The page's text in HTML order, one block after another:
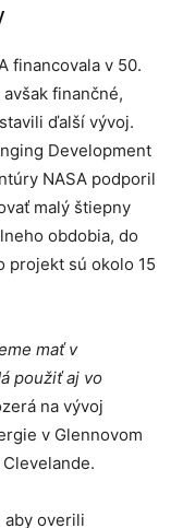
financovala v 50.
finančné,
ďalší vývoj.
Development
NASA podporil
malý štiepny
obdobia, do
projekt sú okolo 15
mať v
použiť aj vo
na vývoj
v Glennovom
aby overili